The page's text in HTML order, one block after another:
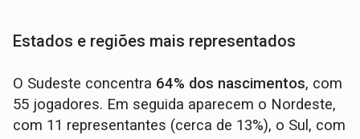
Estados e regiões mais representados
O Sudeste concentra 64% dos nascimentos, com
55 jogadores. Em seguida aparecem o Nordeste,
com 11 representantes (cerca de 13%), o Sul, com